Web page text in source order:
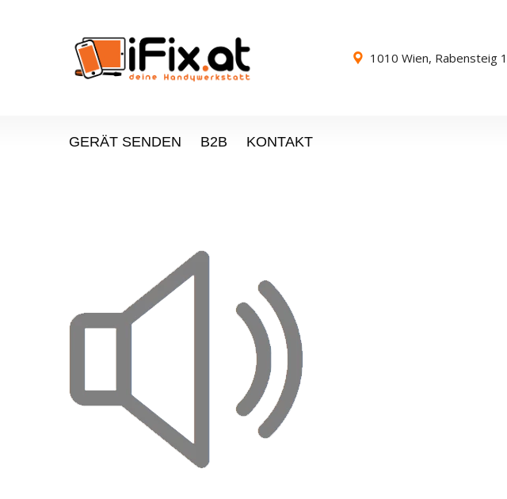
1010 Wien, Rabensteig 1
GERÄT SENDEN B2B KONTAKT